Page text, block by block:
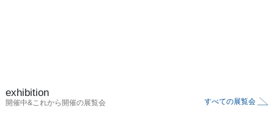
exhibition
開催中&これから開催の展覧会 すべての展覧会